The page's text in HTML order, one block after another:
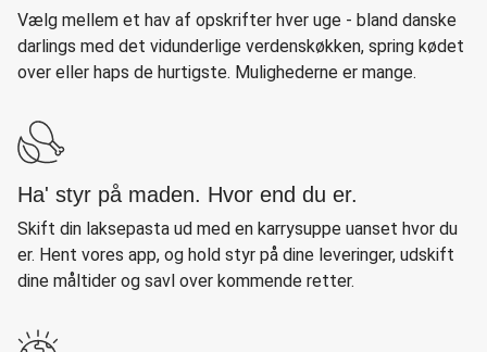
Vælg mellem et hav af opskrifter hver uge - bland danske
darlings med det vidunderlige verdenskøkken, spring kødet
over eller haps de hurtigste. Mulighederne er mange.
Ha' styr på maden. Hvor end du er.
Skift din laksepasta ud med en karrysuppe uanset hvor du
er. Hent vores app, og hold styr på dine leveringer, udskift
dine måltider og savl over kommende retter.